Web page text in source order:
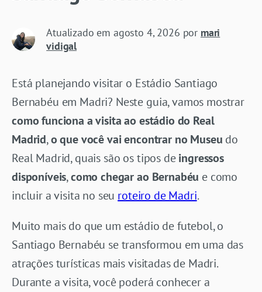
Atualizado em agosto 4, 2026 por mari
vidigal
Está planejando visitar o Estádio Santiago
Bernabéu em Madri? Neste guia, vamos mostrar
como funciona a visita ao estádio do Real
Madrid,o que você vai encontrar no Museu do
Real Madrid, quais são os tipos deingressos
disponíveis,como chegar ao Bernabéu e como
incluir a visita no seu roteiro de Madri.
Muito mais do que um estádio de futebol, o
Santiago Bernabéu se transformou em uma das
atrações turísticas mais visitadas de Madri.
Durante a visita, você poderá conhecer a